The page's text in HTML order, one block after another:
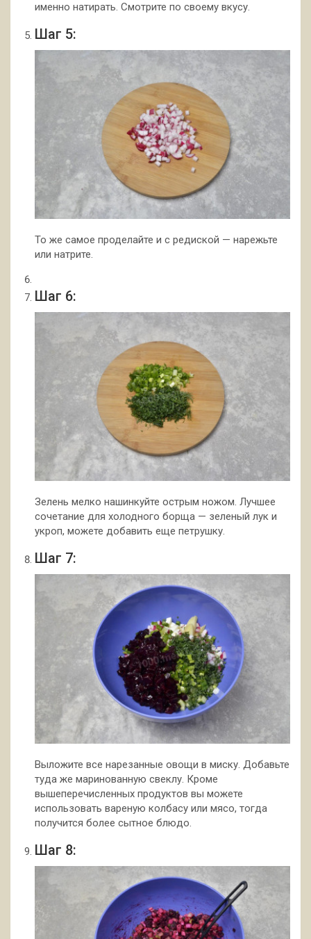
именно натирать. Смотрите по своему вкусу.
Шаг 5:
То же самое проделайте и с редиской — нарежьте
или натрите.
Шаг 6:
Зелень мелко нашинкуйте острым ножом. Лучшее
сочетание для холодного борща — зеленый лук и
укроп, можете добавить еще петрушку.
Шаг 7:
Выложите все нарезанные овощи в миску. Добавьте
туда же маринованную свеклу. Кроме
вышеперечисленных продуктов вы можете
использовать вареную колбасу или мясо, тогда
получится более сытное блюдо.
Шаг 8: